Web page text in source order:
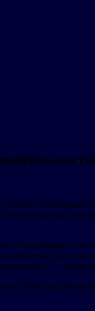
предприятий
сотрудников по
будут
—
2800